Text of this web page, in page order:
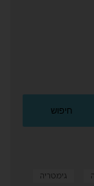
גימטריה